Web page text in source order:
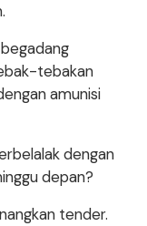
tebakan
amunisi
dengan
depan?
tender.